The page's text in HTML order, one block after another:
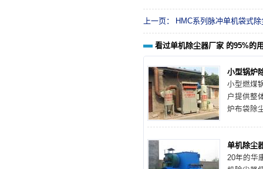
上一页： HMC系列脉冲单机袋式除
看过单机除尘器厂家 的95%的
小型锅炉
小型燃煤
户提供整
炉布袋除
单机除尘
20年的华